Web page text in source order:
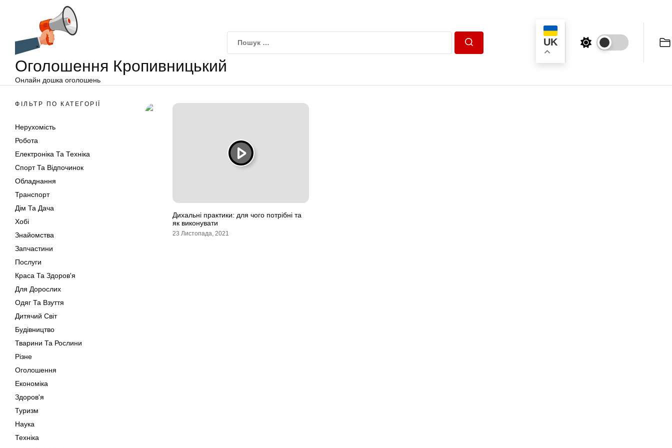
Оголошення Кропивницький
Онлайн дошка оголошень
UK
ФІЛЬТР ПО КАТЕГОРІЇ
Нерухомість
Робота
Електроніка Та Техніка
Спорт Та Відпочинок
Обладнання
Транспорт
Дім Та Дача
Хобі
Знайомства
Запчастини
Послуги
Краса Та Здоров'я
Для Дорослих
Одяг Та Взуття
Дитячий Світ
Будівництво
Тварини Та Рослини
Різне
Оголошення
Економіка
Здоров'я
Туризм
Наука
Техніка
Дихальні практики: для чого потрібні та
як виконувати
23 Листопада, 2021